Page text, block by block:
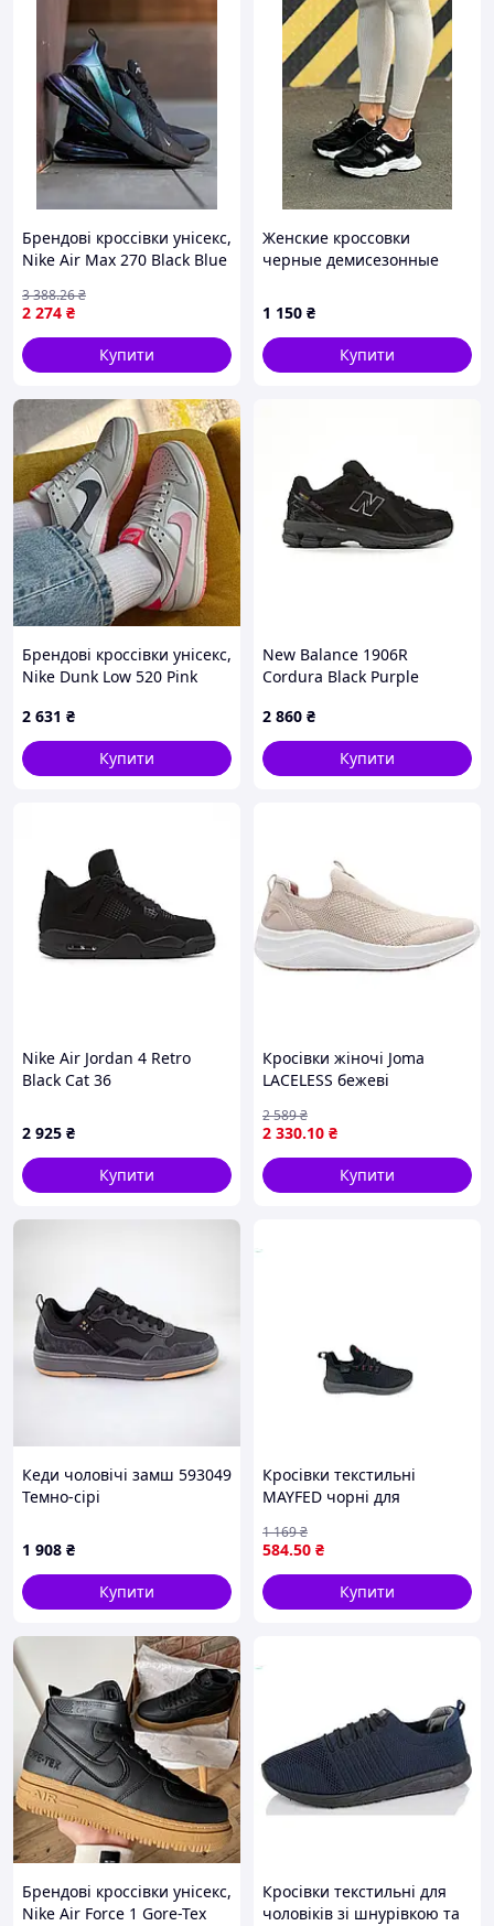
Брендові кроссівки унісекс,
Nike Air Max 270 Black Blue
2 274 ₴
3 388.26₴
Купити
Женские кроссовки
черные демисезонные
1 150 ₴
Купити
Брендові кроссівки унісекс,
Nike Dunk Low 520 Pink
2 631 ₴
Купити
New Balance 1906R
Cordura Black Purple
2 860 ₴
Купити
Nike Air Jordan 4 Retro
Black Cat 36
2 925 ₴
Купити
Кросівки жіночі Joma
LACELESS бежеві
2 330.10 ₴
2 589₴
Купити
Кеди чоловічі замш 593049
Темно-сірі
1 908 ₴
Купити
Кросівки текстильні
MAYFED чорні для
вставкою та середньою
повнотою
584.50 ₴
1 169₴
Купити
Брендові кроссівки унісекс,
Nike Air Force 1 Gore-Tex
Кросівки текстильні для
чоловіків зі шнурівкою та